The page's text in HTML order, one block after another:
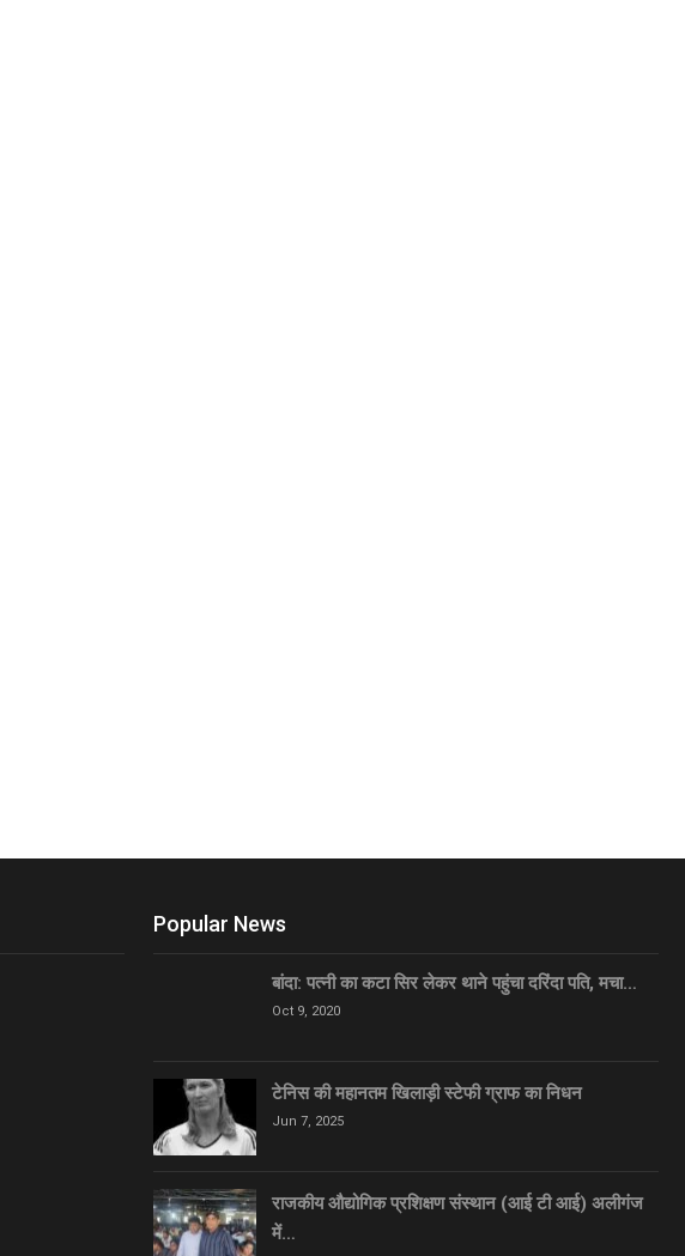
Popular News
बांदा: पत्नी का कटा सिर लेकर थाने पहुंचा दरिंदा पति, मचा…
Oct 9, 2020
टेनिस की महानतम खिलाड़ी स्टेफी ग्राफ का निधन
Jun 7, 2025
राजकीय औद्योगिक प्रशिक्षण संस्थान (आई टी आई) अलीगंज
में…